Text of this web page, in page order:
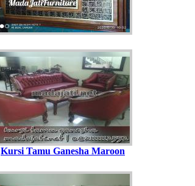
Kursi Tamu Ganesha Maroon